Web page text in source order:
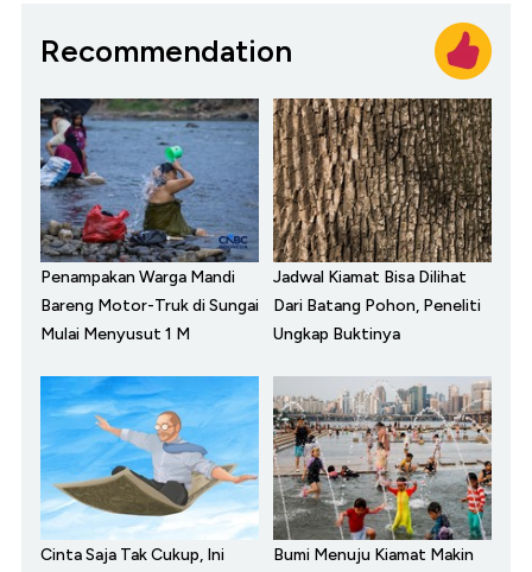
Recommendation
Penampakan Warga Mandi
Bareng Motor-Truk di Sungai
Mulai Menyusut 1 M
Jadwal Kiamat Bisa Dilihat
Dari Batang Pohon, Peneliti
Ungkap Buktinya
Cinta Saja Tak Cukup, Ini
Bumi Menuju Kiamat Makin